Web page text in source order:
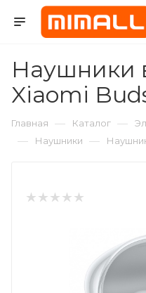
Наушники
Xiaomi
Главная — Каталог —
— Наушники —